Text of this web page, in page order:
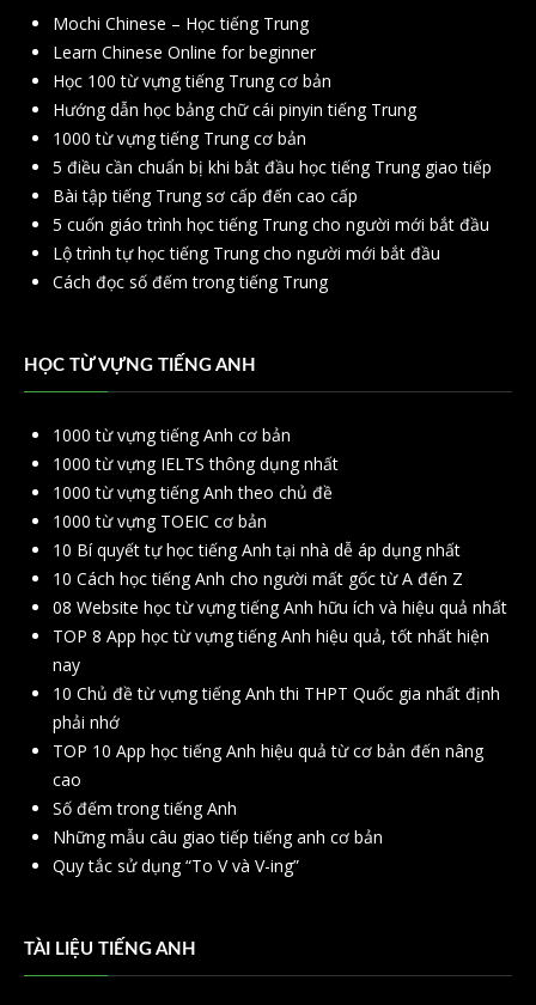
Mochi Chinese – Học tiếng Trung
Learn Chinese Online for beginner
Học 100 từ vựng tiếng Trung cơ bản
Hướng dẫn học bảng chữ cái pinyin tiếng Trung
1000 từ vựng tiếng Trung cơ bản
5 điều cần chuẩn bị khi bắt đầu học tiếng Trung giao tiếp
Bài tập tiếng Trung sơ cấp đến cao cấp
5 cuốn giáo trình học tiếng Trung cho người mới bắt đầu
Lộ trình tự học tiếng Trung cho người mới bắt đầu
Cách đọc số đếm trong tiếng Trung
HỌC TỪ VỰNG TIẾNG ANH
1000 từ vựng tiếng Anh cơ bản
1000 từ vựng IELTS thông dụng nhất
1000 từ vựng tiếng Anh theo chủ đề
1000 từ vựng TOEIC cơ bản
10 Bí quyết tự học tiếng Anh tại nhà dễ áp dụng nhất
10 Cách học tiếng Anh cho người mất gốc từ A đến Z
08 Website học từ vựng tiếng Anh hữu ích và hiệu quả nhất
TOP 8 App học từ vựng tiếng Anh hiệu quả, tốt nhất hiện
nay
10 Chủ đề từ vựng tiếng Anh thi THPT Quốc gia nhất định
phải nhớ
TOP 10 App học tiếng Anh hiệu quả từ cơ bản đến nâng
cao
Số đếm trong tiếng Anh
Những mẫu câu giao tiếp tiếng anh cơ bản
Quy tắc sử dụng “To V và V-ing”
TÀI LIỆU TIẾNG ANH